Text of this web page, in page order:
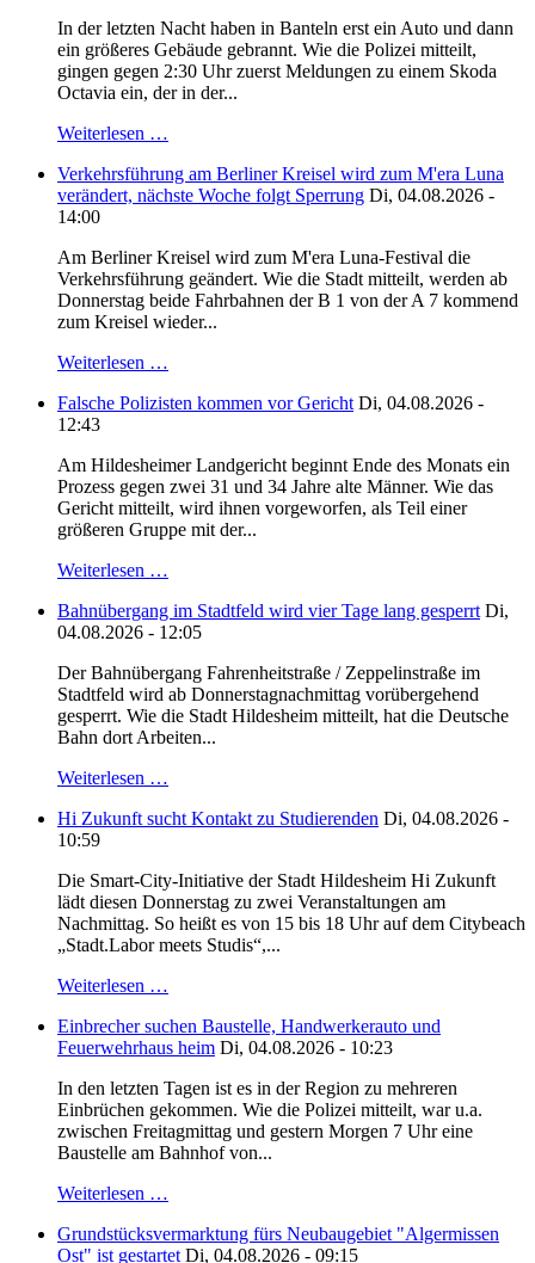
In der letzten Nacht haben in Banteln erst ein Auto und dann
ein größeres Gebäude gebrannt. Wie die Polizei mitteilt,
gingen gegen 2:30 Uhr zuerst Meldungen zu einem Skoda
Octavia ein, der in der...
Weiterlesen …
Verkehrsführung am Berliner Kreisel wird zum M'era Luna
verändert, nächste Woche folgt Sperrung Di, 04.08.2026 -
14:00
Am Berliner Kreisel wird zum M'era Luna-Festival die
Verkehrsführung geändert. Wie die Stadt mitteilt, werden ab
Donnerstag beide Fahrbahnen der B 1 von der A 7 kommend
zum Kreisel wieder...
Weiterlesen …
Falsche Polizisten kommen vor Gericht Di, 04.08.2026 -
12:43
Am Hildesheimer Landgericht beginnt Ende des Monats ein
Prozess gegen zwei 31 und 34 Jahre alte Männer. Wie das
Gericht mitteilt, wird ihnen vorgeworfen, als Teil einer
größeren Gruppe mit der...
Weiterlesen …
Bahnübergang im Stadtfeld wird vier Tage lang gesperrt Di,
04.08.2026 - 12:05
Der Bahnübergang Fahrenheitstraße / Zeppelinstraße im
Stadtfeld wird ab Donnerstagnachmittag vorübergehend
gesperrt. Wie die Stadt Hildesheim mitteilt, hat die Deutsche
Bahn dort Arbeiten...
Weiterlesen …
Hi Zukunft sucht Kontakt zu Studierenden Di, 04.08.2026 -
10:59
Die Smart-City-Initiative der Stadt Hildesheim Hi Zukunft
lädt diesen Donnerstag zu zwei Veranstaltungen am
Nachmittag. So heißt es von 15 bis 18 Uhr auf dem Citybeach
„Stadt.Labor meets Studis“,...
Weiterlesen …
Einbrecher suchen Baustelle, Handwerkerauto und
Feuerwehrhaus heim Di, 04.08.2026 - 10:23
In den letzten Tagen ist es in der Region zu mehreren
Einbrüchen gekommen. Wie die Polizei mitteilt, war u.a.
zwischen Freitagmittag und gestern Morgen 7 Uhr eine
Baustelle am Bahnhof von...
Weiterlesen …
Grundstücksvermarktung fürs Neubaugebiet "Algermissen
Ost" ist gestartet Di, 04.08.2026 - 09:15